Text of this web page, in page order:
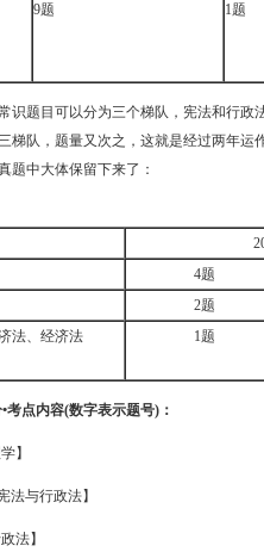
9题 1题
题目可以分为三个梯队，宪法和行政
梯队，题量又次之，这就是经过两年
题中大体保留下来了：
4题
2题
法、经济法
1题
考点内容(数字表示题号)：
】
与行政法】
法】